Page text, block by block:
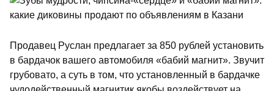
Продавец Руслан предлагает за 850 рублей установить
в бардачок вашего автомобиля «бабий магнит». Звучит
грубовато, а суть в том, что установленный в бардачке